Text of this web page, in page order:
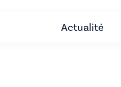
Actualité